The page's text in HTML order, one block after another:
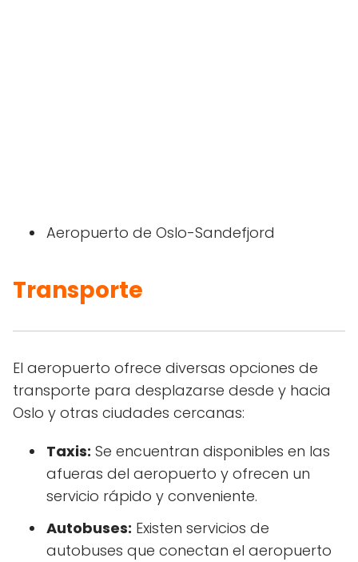
Aeropuerto de Oslo-Sandefjord
Transporte
El aeropuerto ofrece diversas opciones de
transporte para desplazarse desde y hacia
Oslo y otras ciudades cercanas:
Taxis: Se encuentran disponibles en las
afueras del aeropuerto y ofrecen un
servicio rápido y conveniente.
Autobuses: Existen servicios de
autobuses que conectan el aeropuerto